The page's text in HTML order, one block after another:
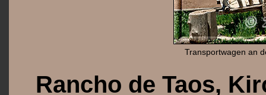
Transportwagen an
Rancho de Taos,